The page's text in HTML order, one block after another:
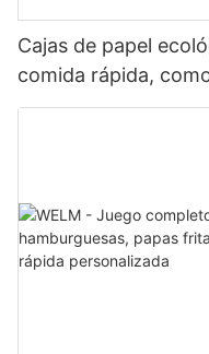
Cajas de papel
comida rápida,
fritas y pollo frito.